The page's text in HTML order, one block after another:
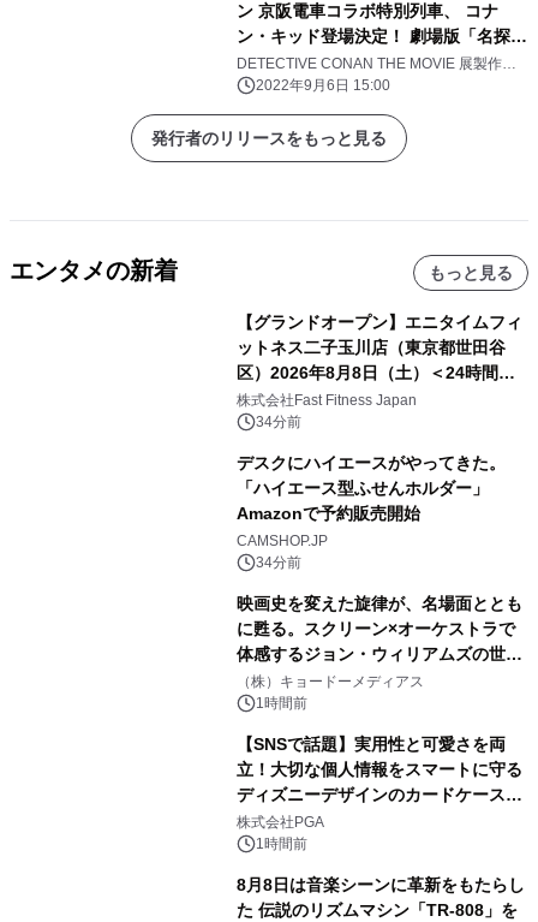
ン 京阪電車コラボ特別列車、 コナ
ン・キッド登場決定！ 劇場版「名探偵
コナン」大型企画展 『DETECTIVE
CONAN THE MOVIE 展 ～銀幕の回顧
録（メモワール）～』
DETECTIVE CONAN THE MOVIE 展製作委
員会2022年9月6日 15:00
発行者のリリースをもっと見る
エンタメの新着 もっと見る
【グランドオープン】エニタイムフィ
ットネス二子玉川店（東京都世田谷
区）2026年8月8日（土）＜24時間年
中無休のフィットネスジム＞
株式会社Fast Fitness Japan
34分前
デスクにハイエースがやってきた。
「ハイエース型ふせんホルダー」
Amazonで予約販売開始
CAMSHOP.JP
34分前
映画史を変えた旋律が、名場面ととも
に甦る。スクリーン×オーケストラで
体感するジョン・ウィリアムズの世
界。ジョン・ウィリアムズ：シネマ・
スペクタキュラー・コンサート 開催決
（株）キョードーメディアス
1時間前
【SNSで話題】実用性と可愛さを両
立！大切な個人情報をスマートに守る
ディズニーデザインのカードケースを
株式会社PGAが8月7日発売
株式会社PGA
1時間前
8月8日は音楽シーンに革新をもたらし
た 伝説のリズムマシン「TR-808」を